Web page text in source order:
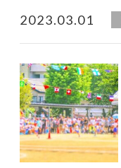
2023.03.01